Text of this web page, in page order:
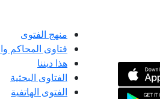
منهج الفتوى
فتاوى المحاكم
هذا ديننا
الفتاوى البحثية
الفتوى الهاتفية